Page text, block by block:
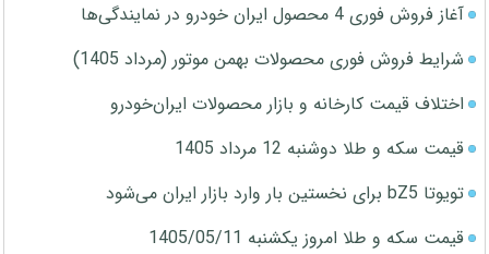
آغاز فروش فوری 4 محصول ایران خودرو در نمایندگی‌ها
شرایط فروش فوری محصولات بهمن موتور (مرداد 1405)
اختلاف قیمت کارخانه و بازار محصولات ایران‌خودرو
قیمت سکه و طلا دوشنبه 12 مرداد 1405
تویوتا bZ5 برای نخستین بار وارد بازار ایران می‌شود
قیمت سکه و طلا امروز یکشنبه 1405/05/11